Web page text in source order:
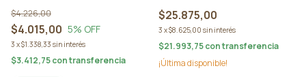
$4.015,00
$4.226,00
5% OFF
3 x$1.338,33 sin interés
$3.412,75contransferencia
$25.875,00
3 x$8.625,00 sin interés
$21.993,75contransferencia
¡Última disponible!